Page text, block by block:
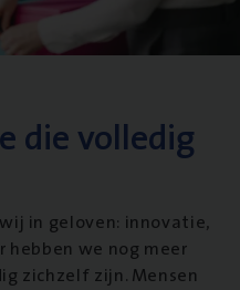
die volledig
in geloven: innovatie,
hebben we nog meer
zichzelf zijn. Mensen